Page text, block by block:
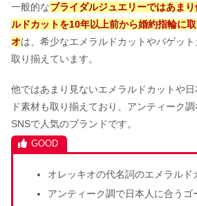
ヴァンドーム青山
直し・クリーニン
スは？
は？イメージ・年
けてる芸能人は？
一般的なブライダルジュエリーではあま
ルドカットを10年以上前から婚約指輪に
オは、希少なエメラルドカットやバゲッ
取り揃えています。
他ではあまり見ないエメラルドカットや
ド素材も取り揃えており、アンティーク
SNSで人気のブランドです。
オレッキオの代名詞のエメラルド
アンティーク調で日本人に合うゴ